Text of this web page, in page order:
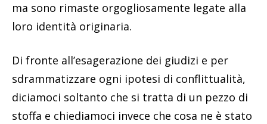
ma sono rimaste orgogliosamente legate alla
loro identità originaria.
Di fronte all’esagerazione dei giudizi e per
sdrammatizzare ogni ipotesi di conflittualità,
diciamoci soltanto che si tratta di un pezzo di
stoffa e chiediamoci invece che cosa ne è stato